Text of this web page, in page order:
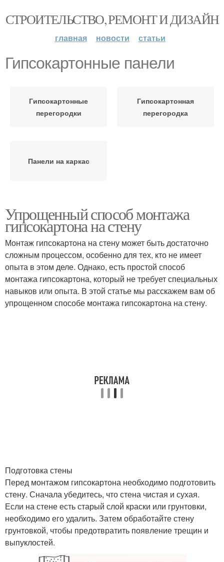
СТРОИТЕЛЬСТВО, РЕМОНТ И ДИЗАЙН
главная новости статьи
Гипсокартонные панели
Гипсокартонные
перегородки
Гипсокартонная
перегородка
Панели на каркас
Упрощенный способ монтажа
гипсокартона на стену
Монтаж гипсокартона на стену может быть достаточно
сложным процессом, особенно для тех, кто не имеет
опыта в этом деле. Однако, есть простой способ
монтажа гипсокартона, который не требует специальных
навыков или опыта. В этой статье мы расскажем вам об
упрощенном способе монтажа гипсокартона на стену.
Подготовка стены
Перед монтажом гипсокартона необходимо подготовить
стену. Сначала убедитесь, что стена чистая и сухая.
Если на стене есть старый слой краски или грунтовки,
необходимо его удалить. Затем обработайте стену
грунтовкой, чтобы предотвратить появление трещин и
выпуклостей.